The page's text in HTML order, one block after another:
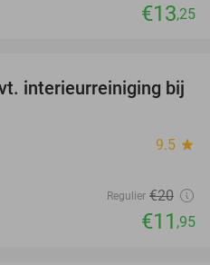
€13,25
40%
interieurreiniging bij
9.5 star
Regulier €20
€11 ,95